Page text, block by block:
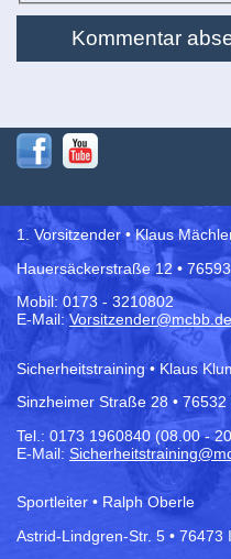
Kommentar
1. Vorsitzender • Klaus
Hauersäckerstraße 12 •
Mobil: 0173 - 3210802
E-Mail:Vorsitzender@mcbb.de
Sicherheitstraining • Klaus
Sinzheimer Straße 28 •
Tel.: 0173 1960840 (08.00 -
E-Mail:
Sportleiter • Ralph Oberle
Astrid-Lindgren-Str. 5 • 76473